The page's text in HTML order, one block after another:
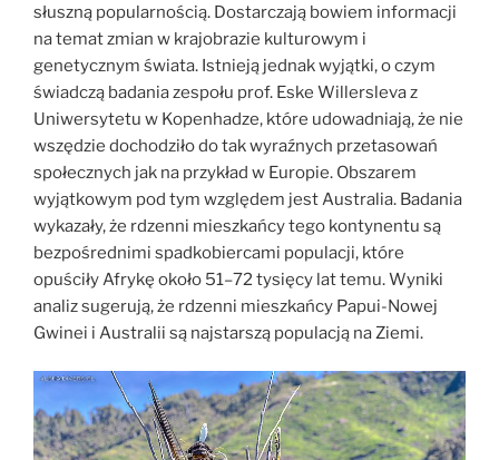
słuszną popularnością. Dostarczają bowiem informacji
na temat zmian w krajobrazie kulturowym i
genetycznym świata. Istnieją jednak wyjątki, o czym
świadczą badania zespołu prof. Eske Willersleva z
Uniwersytetu w Kopenhadze, które udowadniają, że nie
wszędzie dochodziło do tak wyraźnych przetasowań
społecznych jak na przykład w Europie. Obszarem
wyjątkowym pod tym względem jest Australia. Badania
wykazały, że rdzenni mieszkańcy tego kontynentu są
bezpośrednimi spadkobiercami populacji, które
opuściły Afrykę około 51–72 tysięcy lat temu. Wyniki
analiz sugerują, że rdzenni mieszkańcy Papui-Nowej
Gwinei i Australii są najstarszą populacją na Ziemi.